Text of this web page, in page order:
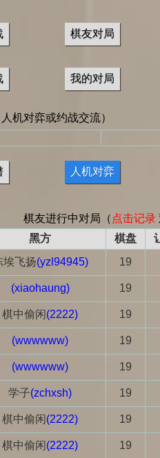
棋友对局
我的对局
机对弈或约战交流）
人机对弈
棋友进行中对局（ 点击记录
黑方 棋盘
埃飞扬(yzl94945) 19
(xiaohaung) 19
棋中偷闲 (2222) 19
(wwwwww) 19
(wwwwww) 19
学子(zchxsh) 19
棋中偷闲 (2222) 19
棋中偷闲 (2222) 19